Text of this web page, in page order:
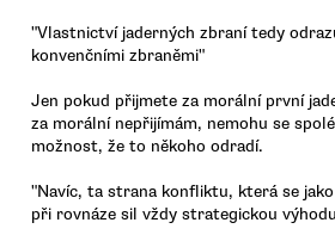
"Vlastnictví jaderných zbraní tedy
konvenčními zbraněmi"
Jen pokud přijmete za morální první
za morální nepřijímám, nemohu se
možnost, že to někoho odradí.
"Navíc, ta strana konfliktu, která se
při rovnáze sil vždy strategickou